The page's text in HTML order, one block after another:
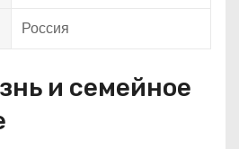
Россия
и семейное